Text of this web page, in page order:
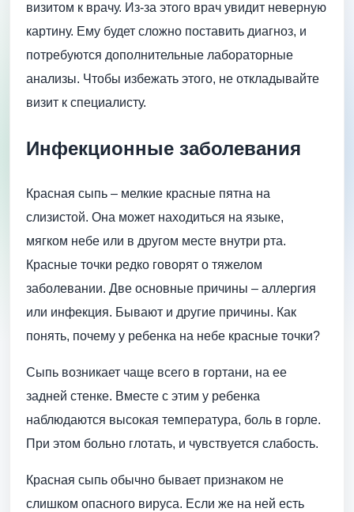
визитом к врачу. Из-за этого врач увидит неверную
картину. Ему будет сложно поставить диагноз, и
потребуются дополнительные лабораторные
анализы. Чтобы избежать этого, не откладывайте
визит к специалисту.
Инфекционные заболевания
Красная сыпь – мелкие красные пятна на
слизистой. Она может находиться на языке,
мягком небе или в другом месте внутри рта.
Красные точки редко говорят о тяжелом
заболевании. Две основные причины – аллергия
или инфекция. Бывают и другие причины. Как
понять, почему у ребенка на небе красные точки?
Сыпь возникает чаще всего в гортани, на ее
задней стенке. Вместе с этим у ребенка
наблюдаются высокая температура, боль в горле.
При этом больно глотать, и чувствуется слабость.
Красная сыпь обычно бывает признаком не
слишком опасного вируса. Если же на ней есть